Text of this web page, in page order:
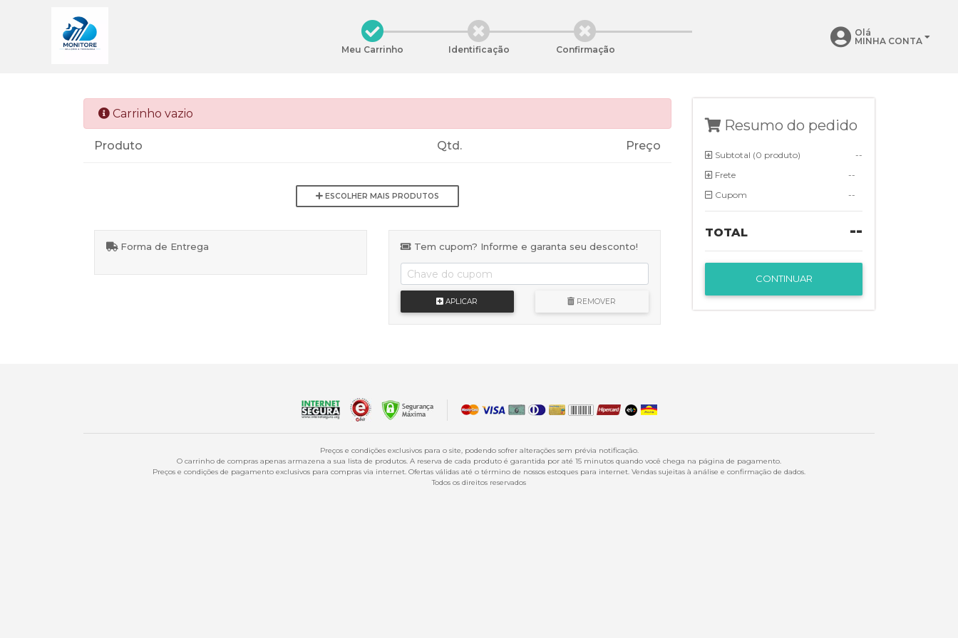
Meu Carrinho Identificação Confirmação
Olá
MINHA CONTA
Carrinho vazio
Produto Qtd. Preço
ESCOLHER MAIS PRODUTOS
Forma de Entrega Tem cupom? Informe e garanta seu desconto!
APLICAR REMOVER
Resumo do pedido
Subtotal (0 produto)
--
Frete
--
Cupom
--
TOTAL --
CONTINUAR
Preços e condições exclusivos para o site, podendo sofrer alterações sem prévia notificação.
O carrinho de compras apenas armazena a sua lista de produtos. A reserva de cada produto é garantida por até 15 minutos quando você chega na página de pagamento.
Preços e condições de pagamento exclusivos para compras via internet. Ofertas válidas até o término de nossos estoques para internet. Vendas sujeitas à análise e confirmação de dados.
Todos os direitos reservados